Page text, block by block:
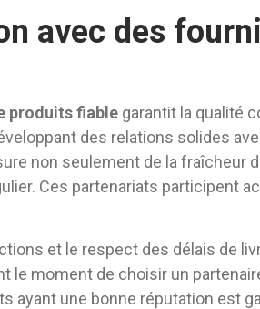
avec des
produits fiable garantit la qualité
des relations solides
non seulement de la fraîcheur
Ces partenariats participent
et le respect des délais de
le moment de choisir un
ayant une bonne réputation est